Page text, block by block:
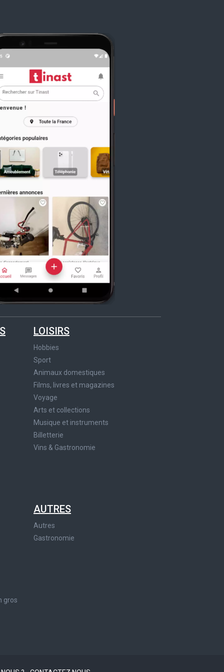
LOISIRS
Hobbies
Sport
Animaux domestiques
Films, livres et magazines
Voyage
Arts et collections
Musique et instruments
Billetterie
Vins & Gastronomie
gros
AUTRES
Autres
Gastronomie